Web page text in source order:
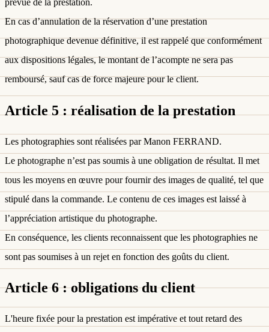
En cas d’annulation de la réservation d’une prestation
photographique devenue définitive, il est rappelé que conformément
aux dispositions légales, le montant de l’acompte ne sera pas
remboursé, sauf cas de force majeure pour le client.
Article 5 : réalisation de la prestation
Les photographies sont réalisées par Manon FERRAND.
Le photographe n’est pas soumis à une obligation de résultat. Il met
tous les moyens en œuvre pour fournir des images de qualité, tel que
stipulé dans la commande. Le contenu de ces images est laissé à
l’appréciation artistique du photographe.
En conséquence, les clients reconnaissent que les photographies ne
sont pas soumises à un rejet en fonction des goûts du client.
Article 6 : obligations du client
L'heure fixée pour la prestation est impérative et tout retard des